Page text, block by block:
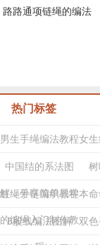
路路通项链绳的编法
热门标签
男生手绳编法教程女
中国结的系法图
解，分享简单易学
的编绳入门制作教
红绳手链编织教程本
8股线编法图解 双